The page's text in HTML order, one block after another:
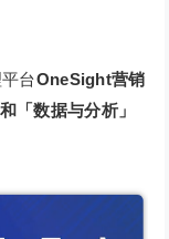
台OneSight营销
「数据与分析」